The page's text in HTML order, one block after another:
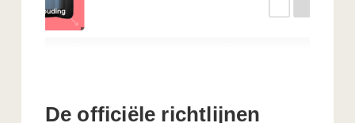
De officiële richtlijnen